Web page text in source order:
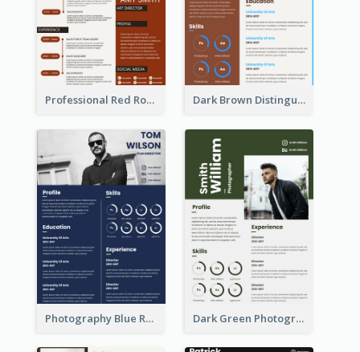
Professional Red Rouge Resume Dark Brown Distinguished Modern Resume
Photography Blue Resume Dark Green Photographer Resume